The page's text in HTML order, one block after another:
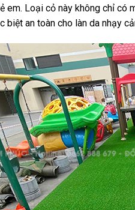
em. Loại cỏ này không chỉ
biệt an toàn cho làn da nhạy